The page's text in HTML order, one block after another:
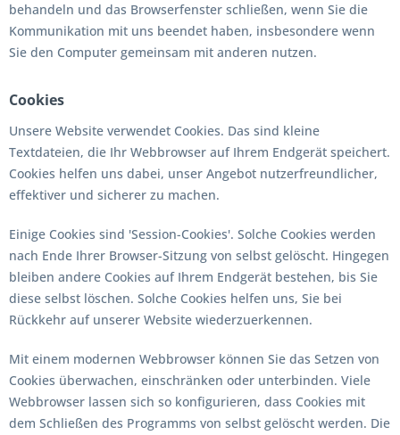
behandeln und das Browserfenster schließen, wenn Sie die
Kommunikation mit uns beendet haben, insbesondere wenn
Sie den Computer gemeinsam mit anderen nutzen.
Cookies
Unsere Website verwendet Cookies. Das sind kleine
Textdateien, die Ihr Webbrowser auf Ihrem Endgerät speichert.
Cookies helfen uns dabei, unser Angebot nutzerfreundlicher,
effektiver und sicherer zu machen.
Einige Cookies sind 'Session-Cookies'. Solche Cookies werden
nach Ende Ihrer Browser-Sitzung von selbst gelöscht. Hingegen
bleiben andere Cookies auf Ihrem Endgerät bestehen, bis Sie
diese selbst löschen. Solche Cookies helfen uns, Sie bei
Rückkehr auf unserer Website wiederzuerkennen.
Mit einem modernen Webbrowser können Sie das Setzen von
Cookies überwachen, einschränken oder unterbinden. Viele
Webbrowser lassen sich so konfigurieren, dass Cookies mit
dem Schließen des Programms von selbst gelöscht werden. Die